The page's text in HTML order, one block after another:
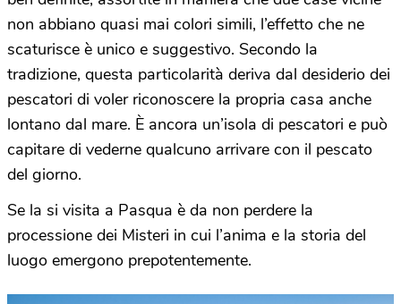
non abbiano quasi mai colori simili, l’effetto che ne
scaturisce è unico e suggestivo. Secondo la
tradizione, questa particolarità deriva dal desiderio dei
pescatori di voler riconoscere la propria casa anche
lontano dal mare. È ancora un’isola di pescatori e può
capitare di vederne qualcuno arrivare con il pescato
del giorno.
Se la si visita a Pasqua è da non perdere la
processione dei Misteri in cui l’anima e la storia del
luogo emergono prepotentemente.